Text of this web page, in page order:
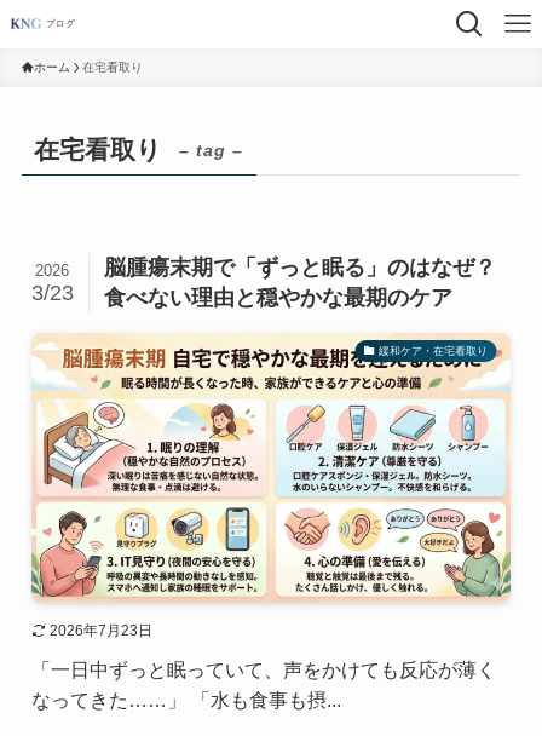
ホーム 在宅看取り
在宅看取り – tag –
脳腫瘍末期で「ずっと眠る」のはなぜ？
食べない理由と穏やかな最期のケア
2026
3/23
緩和ケア・在宅看取り
2026年7月23日
「一日中ずっと眠っていて、声をかけても反応が薄く
なってきた……」 「水も食事も摂...